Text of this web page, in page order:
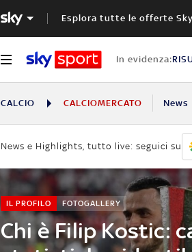
Esplora tutte le offerte Sky
In evidenza:
CALCIO CALCIOMERCATO News
News e Highlights, tutto live: seguici su
Chi è Filip Kostic:
IL PROFILO FOTOGALLERY